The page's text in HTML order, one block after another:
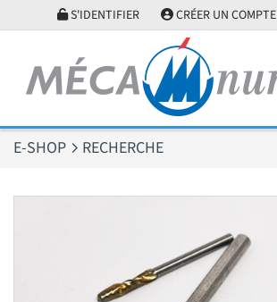
S'IDENTIFIER CRÉER UN COMPTE
E-SHOP RECHERCHE
Panneau de gestion des cookies